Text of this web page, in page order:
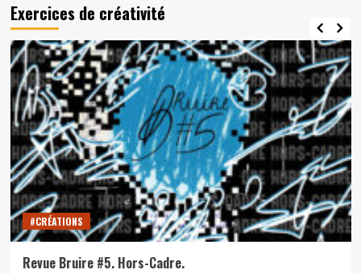
Exercices de créativité
#CRÉATIONS
Revue Bruire #5. Hors-Cadre.